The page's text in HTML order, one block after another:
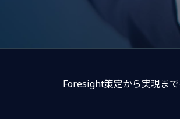
Foresight策定から実現ま